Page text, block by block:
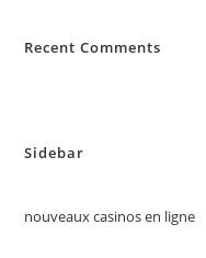
Recent Comments
Sidebar
nouveaux casinos en ligne